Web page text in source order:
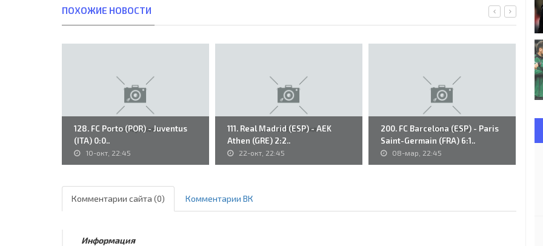
ПОХОЖИЕ НОВОСТИ
128. FC Porto (POR) - Juventus
(ITA) 0:0..
10-окт, 22:45
111. Real Madrid (ESP) - AEK
Athen (GRE) 2:2..
22-окт, 22:45
200. FC Barcelona (ESP) - Paris
Saint-Germain (FRA) 6:1..
08-мар, 22:45
Комментарии сайта (0) Комментарии ВК
Информация